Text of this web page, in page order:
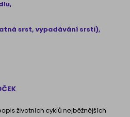
srst, vypadávání srsti),
životních cyklů nejběžnějších